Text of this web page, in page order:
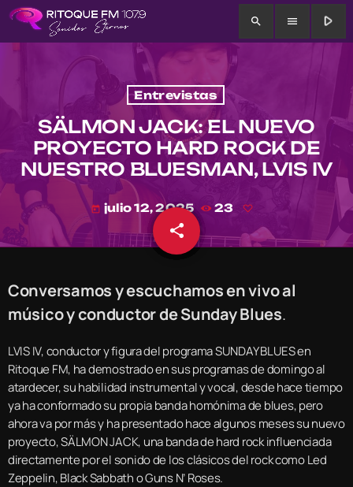
search menu play_arrow
Entrevistas
SÄLMON JACK: EL NUEVO
PROYECTO HARD ROCK DE
NUESTRO BLUESMAN, LVIS IV
today julio 12, 2025 23
share
email
Conversamos y escuchamos en vivo al
músico y conductor de Sunday Blues.
LVIS IV, conductor y figura del programa SUNDAY BLUES en
Ritoque FM, ha demostrado en sus programas de domingo al
atardecer, su habilidad instrumental y vocal, desde hace tiempo
ya ha conformado su propia banda homónima de blues, pero
ahora va por más y ha presentado hace algunos meses su nuevo
proyecto, SÄLMON JACK, una banda de hard rock influenciada
directamente por el sonido de los clásicos del rock como Led
Zeppelin, Black Sabbath o Guns N’ Roses.